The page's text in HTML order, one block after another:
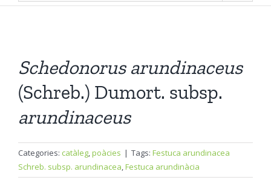
Schedonorus arundinaceus
(Schreb.) Dumort. subsp.
arundinaceus
Categories: catàleg,poàcies | Tags: Festuca arundinacea
Schreb. subsp. arundinacea,Festuca arundinàcia